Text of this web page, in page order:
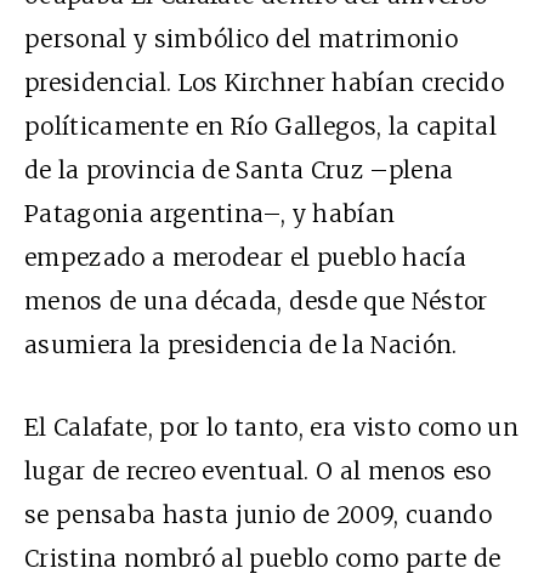
personal y simbólico del matrimonio
presidencial. Los Kirchner habían crecido
políticamente en Río Gallegos, la capital
de la provincia de Santa Cruz –plena
Patagonia argentina–, y habían
empezado a merodear el pueblo hacía
menos de una década, desde que Néstor
asumiera la presidencia de la Nación.
El Calafate, por lo tanto, era visto como un
lugar de recreo eventual. O al menos eso
se pensaba hasta junio de 2009, cuando
Cristina nombró al pueblo como parte de